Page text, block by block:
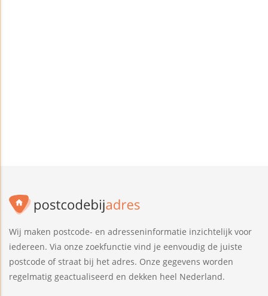
Wij maken postcode- en adresseninformatie inzichtelijk voor
iedereen. Via onze zoekfunctie vind je eenvoudig de juiste
postcode of straat bij het adres. Onze gegevens worden
regelmatig geactualiseerd en dekken heel Nederland.